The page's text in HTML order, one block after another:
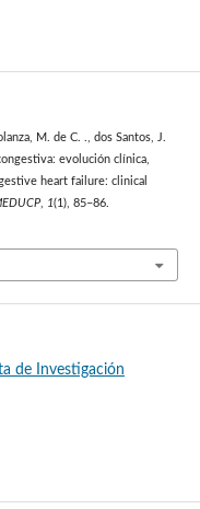
M. de C. ., dos Santos, J.
evolución clínica,
heart failure: clinical
, 1(1), 85–86.
de Investigación